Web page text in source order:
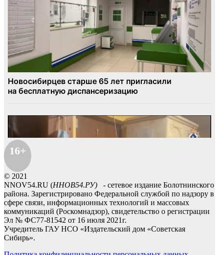
16+
© 2021
NNOV54.RU (ННОВ54.РУ) - сетевое издание Болотнинского
района. Зарегистрировано Федеральной службой по надзору в
сфере связи, информационных технологий и массовых
коммуникаций (Роскомнадзор), свидетельство о регистрации
Эл № ФС77-81542 от 16 июля 2021г.
Учредитель ГАУ НСО «Издательский дом «Советская
Сибирь».